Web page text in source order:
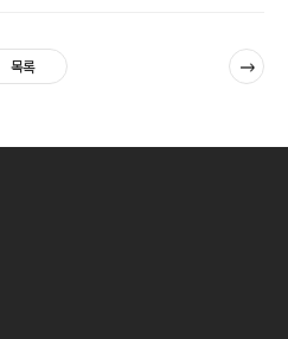
목록 다음